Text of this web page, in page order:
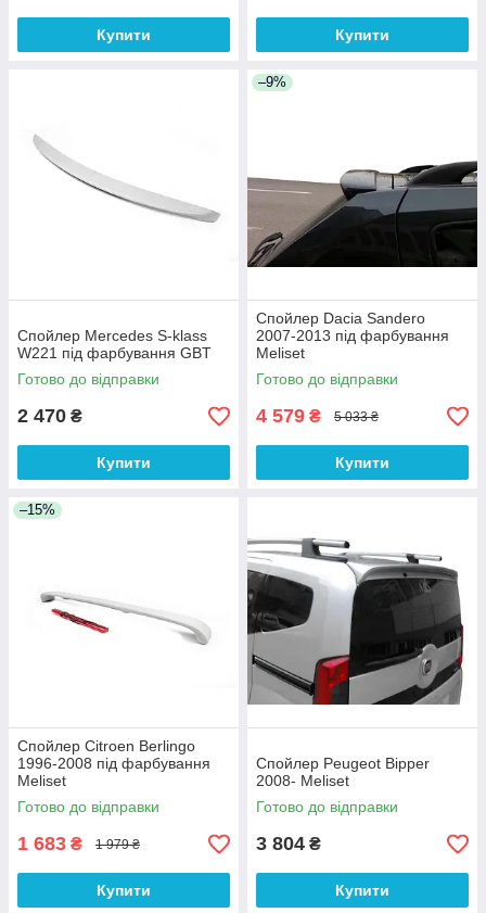
Купити Купити
Спойлер Mercedes S-klass
W221 під фарбування GBT
Готово до відправки
2 470 ₴
Купити
–9%
Спойлер Dacia Sandero
2007-2013 під фарбування
Meliset
Готово до відправки
4 579 ₴ 5 033 ₴
Купити
–15%
Спойлер Citroen Berlingo
1996-2008 під фарбування
Meliset
Готово до відправки
1 683 ₴ 1 979 ₴
Купити
Спойлер Peugeot Bipper
2008- Meliset
Готово до відправки
3 804 ₴
Купити